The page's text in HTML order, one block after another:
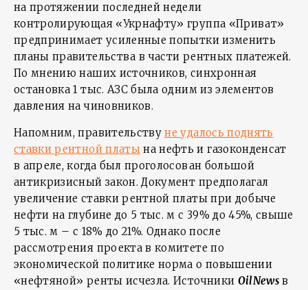
на протяжении последней недели
контролирующая «Укрнафту» группа «Приват»
предпринимает усиленные попытки изменить
планы правительства в части рентных платежей.
По мнению наших источников, синхронная
остановка 1 тыс. АЗС была одним из элементов
давления на чиновников.
Напомним, правительствуне удалось поднять
ставки рентной платы на нефть и газоконденсат
в апреле, когда был проголосован большой
антикризисный закон. Документ предполагал
увеличение ставки рентной платы при добыче
нефти на глубине до 5 тыс. м с 39% до 45%, свыше
5 тыс. м – с 18% до 21%. Однако после
рассмотрения проекта в комитете по
экономической политике норма о повышении
«нефтяной» ренты исчезла. Источники OilNews в